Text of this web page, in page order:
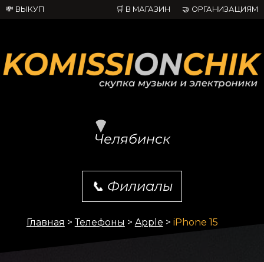
💸 ВЫКУП 🛒 В МАГАЗИН 🤝 ОРГАНИЗАЦИЯМ
Челябинск
📞 Филиалы
Главная > Телефоны > Apple > iPhone 15